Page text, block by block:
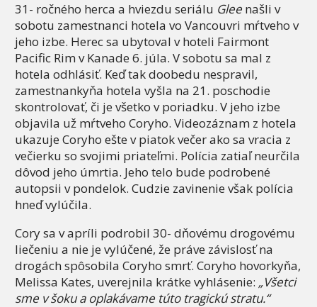
31- ročného herca a hviezdu seriálu Glee našli v
sobotu zamestnanci hotela vo Vancouvri mŕtveho v
jeho izbe. Herec sa ubytoval v hoteli Fairmont
Pacific Rim v Kanade 6. júla. V sobotu sa mal z
hotela odhlásiť. Keď tak doobedu nespravil,
zamestnankyňa hotela vyšla na 21. poschodie
skontrolovať, či je všetko v poriadku. V jeho izbe
objavila už mŕtveho Coryho. Videozáznam z hotela
ukazuje Coryho ešte v piatok večer ako sa vracia z
večierku so svojimi priateľmi. Polícia zatiaľ neurčila
dôvod jeho úmrtia. Jeho telo bude podrobené
autopsii v pondelok. Cudzie zavinenie však polícia
hneď vylúčila.
Cory sa v apríli podrobil 30- dňovému drogovému
liečeniu a nie je vylúčené, že práve závislosť na
drogách spôsobila Coryho smrť. Coryho hovorkyňa,
Melissa Kates, uverejnila krátke vyhlásenie: „Všetci
sme v šoku a oplakávame túto tragickú stratu.“